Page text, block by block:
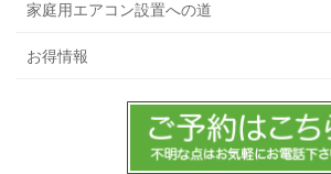
家庭用エアコン設置への道
お得情報